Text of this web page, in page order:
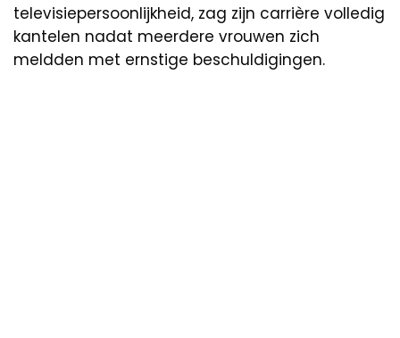
televisiepersoonlijkheid, zag zijn carrière volledig
kantelen nadat meerdere vrouwen zich
meldden met ernstige beschuldigingen.